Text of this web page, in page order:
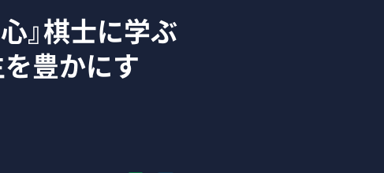
』棋士に学ぶ
豊かにす